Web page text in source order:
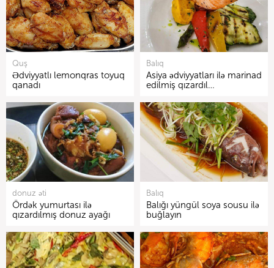
Quş
Ədviyyatlı lemonqras toyuq
qanadı
Balıq
Asiya ədviyyatları ilə marinad
edilmiş qızardıl…
donuz əti
Ördək yumurtası ilə
qızardılmış donuz ayağı
Balıq
Balığı yüngül soya sousu ilə
buğlayın